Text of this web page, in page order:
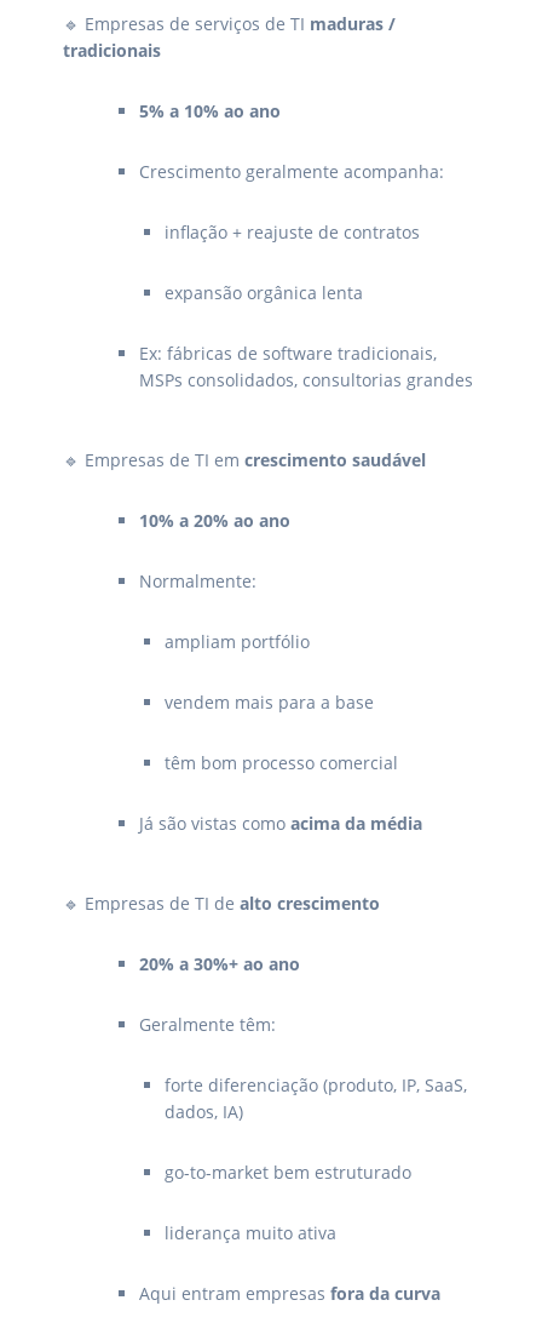
🔹 Empresas de serviços de TI maduras /
tradicionais
5% a 10% ao ano
Crescimento geralmente acompanha:
inflação + reajuste de contratos
expansão orgânica lenta
Ex: fábricas de software tradicionais,
MSPs consolidados, consultorias grandes
🔹 Empresas de TI em crescimento saudável
10% a 20% ao ano
Normalmente:
ampliam portfólio
vendem mais para a base
têm bom processo comercial
Já são vistas como acima da média
🔹 Empresas de TI de alto crescimento
20% a 30%+ ao ano
Geralmente têm:
forte diferenciação (produto, IP, SaaS,
dados, IA)
go-to-market bem estruturado
liderança muito ativa
Aqui entram empresas fora da curva